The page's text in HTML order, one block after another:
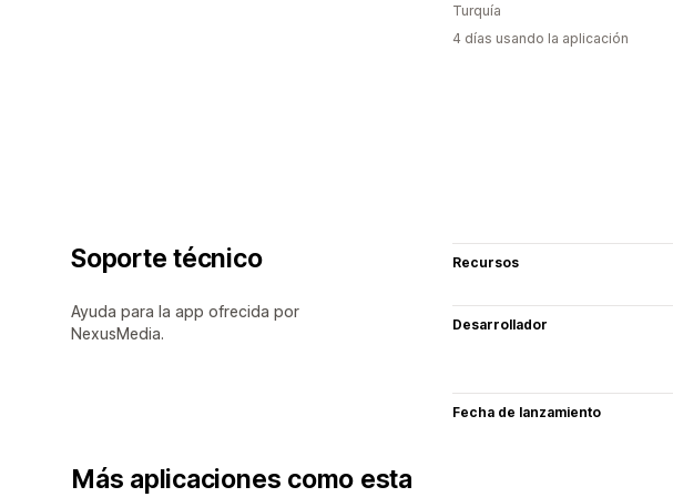
Turquía
4 días usando la aplicación
Soporte técnico
Ayuda para la app ofrecida por
NexusMedia.
Recursos
Desarrollador
Fecha de lanzamiento
Más aplicaciones como esta